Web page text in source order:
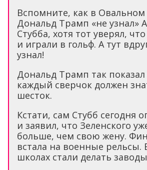
Вспомните, как в Овальном
Дональд Трамп «не узнал»
Стубба, хотя тот уверял,
и играли в гольф. А тут
узнал!
Дональд Трамп так показал
каждый сверчок должен
шесток.
Кстати, сам Стубб сегодня
и заявил, что Зеленского
больше, чем свою жену.
встала на военные рельсы.
школах стали делать